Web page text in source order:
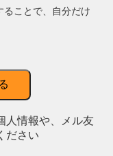
ことで、自分だけ
人情報や、メル友
ださい